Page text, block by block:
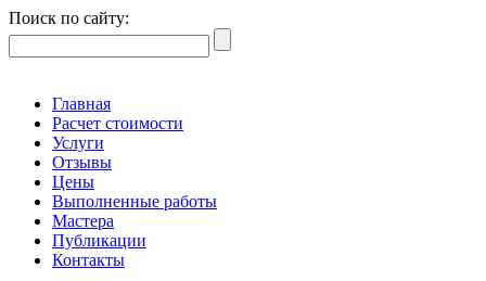
Поиск по сайту:
Главная
Расчет стоимости
Услуги
Отзывы
Цены
Выполненные работы
Мастера
Публикации
Контакты